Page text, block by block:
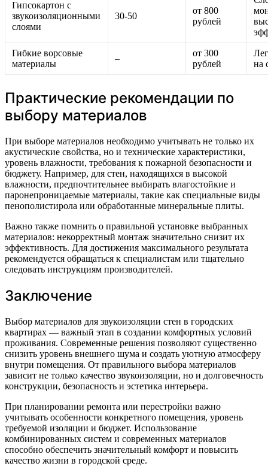
Гипсокартон с
звукоизоляционными
слоями
30-50
от 800
рублей
Гибкие ворсовые
материалы
–
от 300
рублей
на
Практические рекомендации по
выбору материалов
При выборе материалов необходимо учитывать не только их
акустические свойства, но и технические характеристики,
уровень влажности, требования к пожарной безопасности и
бюджету. Например, для стен, находящихся в высокой
влажности, предпочтительнее выбирать влагостойкие и
паронепроницаемые материалы, такие как специальные виды
пенополистирола или обработанные минеральные плиты.
Важно также помнить о правильной установке выбранных
материалов: некорректный монтаж значительно снизит их
эффективность. Для достижения максимального результата
рекомендуется обращаться к специалистам или тщательно
следовать инструкциям производителей.
Заключение
Выбор материалов для звукоизоляции стен в городских
квартирах — важный этап в создании комфортных условий
проживания. Современные решения позволяют существенно
снизить уровень внешнего шума и создать уютную атмосферу
внутри помещения. От правильного выбора материалов
зависит не только качество звукоизоляции, но и долговечность
конструкции, безопасность и эстетика интерьера.
При планировании ремонта или перестройки важно
учитывать особенности конкретного помещения, уровень
требуемой изоляции и бюджет. Использование
комбинированных систем и современных материалов
способно обеспечить значительный комфорт и повысить
качество жизни в городской среде.